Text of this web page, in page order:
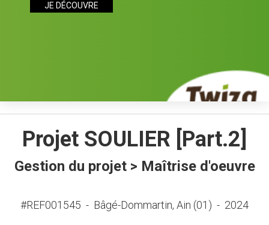
JE DÉCOUVRE
Projet SOULIER [Part.2]
Gestion du projet > Maîtrise d'oeuvre
#REF001545 - Bâgé-Dommartin, Ain (01) - 2024